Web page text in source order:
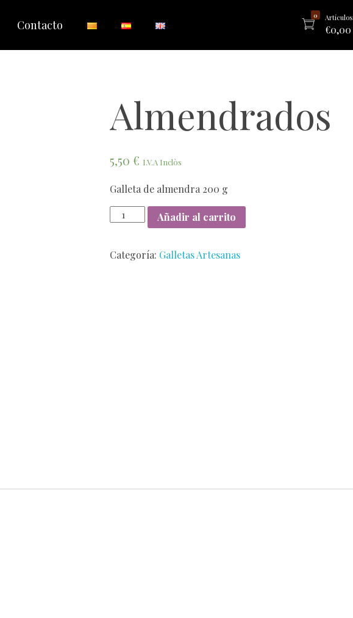
Contacto
0 Artículos
€0,00
Almendrados
5,50 € I.V.A Inclòs
Galleta de almendra 200 g
Añadir al carrito
Categoría: Galletas Artesanas